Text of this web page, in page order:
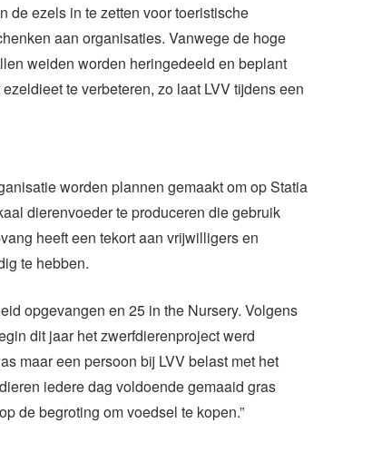
de ezels in te zetten voor toeristische
aan organisaties. Vanwege de hoge
weiden worden heringedeeld en beplant
te verbeteren, zo laat LVV tijdens een
worden plannen gemaakt om op Statia
dierenvoeder te produceren die gebruik
heeft een tekort aan vrijwilligers en
te hebben.
opgevangen en 25 in the Nursery. Volgens
dit jaar het zwerfdierenproject werd
maar een persoon bij LVV belast met het
iedere dag voldoende gemaaid gras
de begroting om voedsel te kopen.”